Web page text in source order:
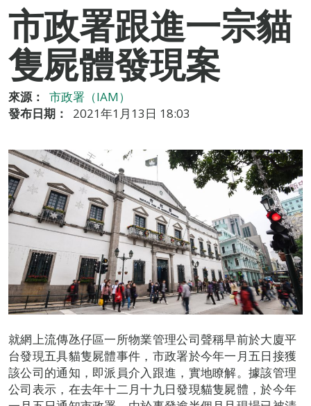
市政署跟進一宗貓
隻屍體發現案
來源：
市政署（IAM）
發布日期：
2021年1月13日 18:03
就網上流傳氹仔區一所物業管理公司聲稱早前於大廈平
台發現五具貓隻屍體事件，市政署於今年一月五日接獲
該公司的通知，即派員介入跟進，實地瞭解。據該管理
公司表示，在去年十二月十九日發現貓隻屍體，於今年